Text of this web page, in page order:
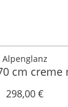
Alpenglanz
cm creme
298,00 €